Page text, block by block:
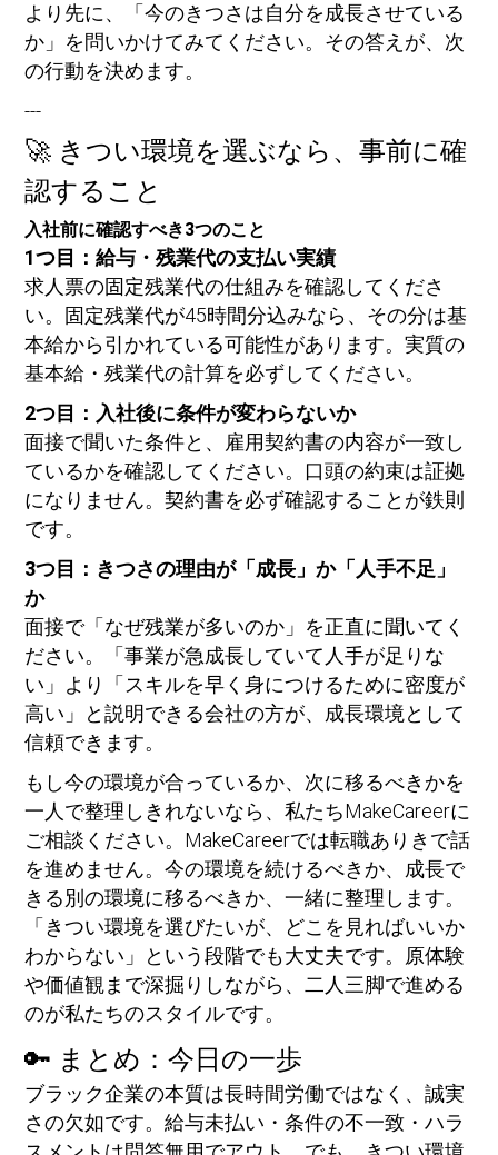
より先に、「今のきつさは自分を成長させている
か」を問いかけてみてください。その答えが、次
の行動を決めます。
---
🚀 きつい環境を選ぶなら、事前に確
認すること
入社前に確認すべき3つのこと
1つ目：給与・残業代の支払い実績
求人票の固定残業代の仕組みを確認してくださ
い。固定残業代が45時間分込みなら、その分は基
本給から引かれている可能性があります。実質の
基本給・残業代の計算を必ずしてください。
2つ目：入社後に条件が変わらないか
面接で聞いた条件と、雇用契約書の内容が一致し
ているかを確認してください。口頭の約束は証拠
になりません。契約書を必ず確認することが鉄則
です。
3つ目：きつさの理由が「成長」か「人手不足」
か
面接で「なぜ残業が多いのか」を正直に聞いてく
ださい。「事業が急成長していて人手が足りな
い」より「スキルを早く身につけるために密度が
高い」と説明できる会社の方が、成長環境として
信頼できます。
もし今の環境が合っているか、次に移るべきかを
一人で整理しきれないなら、私たちMakeCareerに
ご相談ください。MakeCareerでは転職ありきで話
を進めません。今の環境を続けるべきか、成長で
きる別の環境に移るべきか、一緒に整理します。
「きつい環境を選びたいが、どこを見ればいいか
わからない」という段階でも大丈夫です。原体験
や価値観まで深掘りしながら、二人三脚で進める
のが私たちのスタイルです。
🔑 まとめ：今日の一歩
ブラック企業の本質は長時間労働ではなく、誠実
さの欠如です。給与未払い・条件の不一致・ハラ